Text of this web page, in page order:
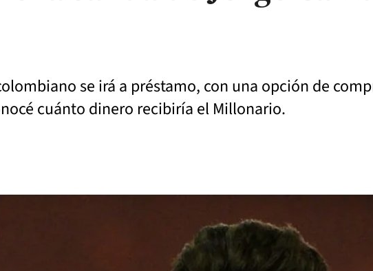
se irá a préstamo, con una opción de
cuánto dinero recibiría el Millonario.